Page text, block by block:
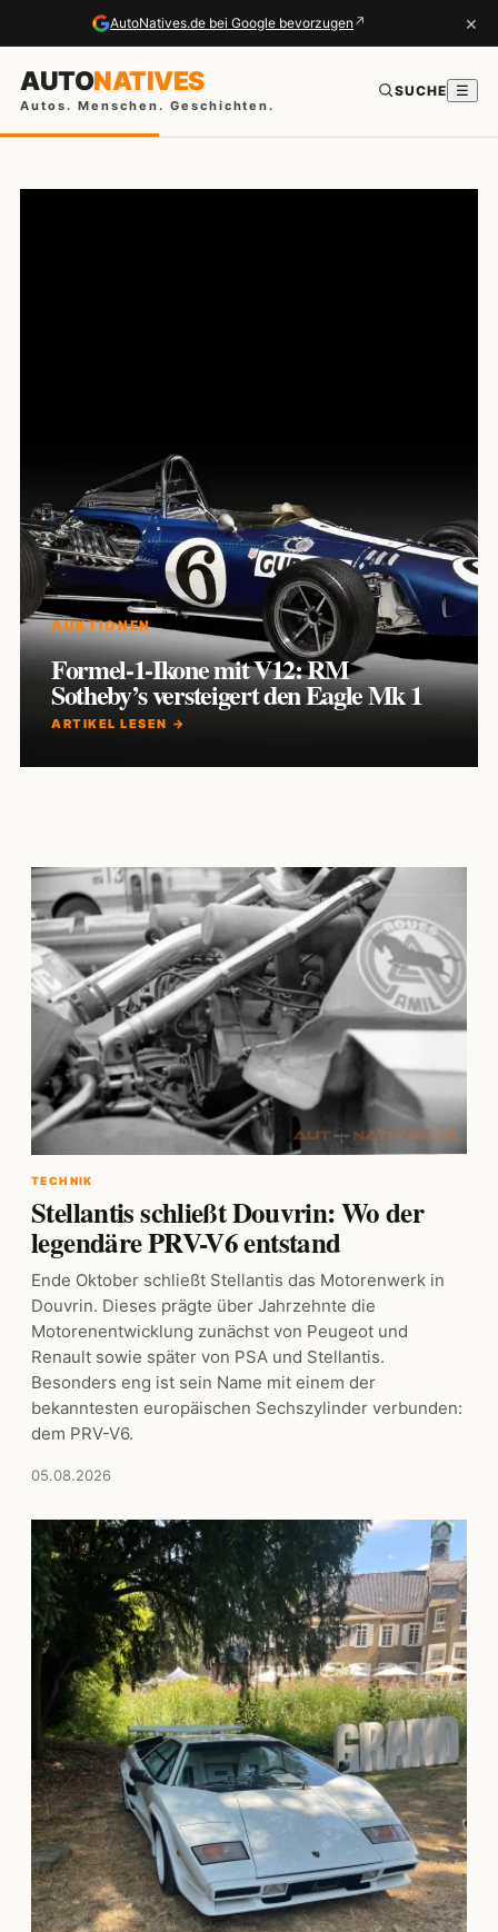
AutoNatives.de bei Google bevorzugen ↗ ×
AUTONATIVES
Autos. Menschen. Geschichten.
SUCHE ☰
AUKTIONEN
Formel-1-Ikone mit V12: RM
Sotheby’s versteigert den Eagle Mk 1
ARTIKEL LESEN →
TECHNIK
Stellantis schließt Douvrin: Wo der
legendäre PRV-V6 entstand
Ende Oktober schließt Stellantis das Motorenwerk in
Douvrin. Dieses prägte über Jahrzehnte die
Motorenentwicklung zunächst von Peugeot und
Renault sowie später von PSA und Stellantis.
Besonders eng ist sein Name mit einem der
bekanntesten europäischen Sechszylinder verbunden:
dem PRV-V6.
05.08.2026